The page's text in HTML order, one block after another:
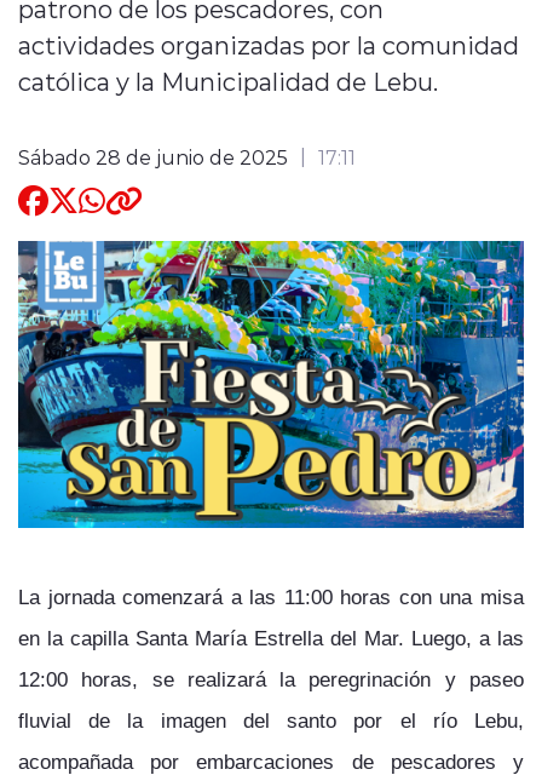
patrono de los pescadores, con
actividades organizadas por la comunidad
católica y la Municipalidad de Lebu.
Sábado 28 de junio de 2025 17:11
La jornada comenzará a las 11:00 horas con una misa
en la capilla Santa María Estrella del Mar. Luego, a las
12:00 horas, se realizará la peregrinación y paseo
fluvial de la imagen del santo por el río Lebu,
acompañada por embarcaciones de pescadores y